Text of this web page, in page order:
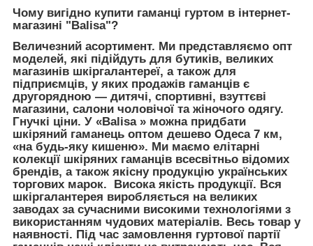
Чому вигідно купити гаманці гуртом в інтернет-
магазині "Balisa"?
Величезний асортимент. Ми представляємо опт
моделей, які підійдуть для бутиків, великих
магазинів шкіргалантереї, а також для
підприємців, у яких продажів гаманців є
другорядною — дитячі, спортивні, взуттєві
магазини, салони чоловічої та жіночого одягу.
Гнучкі ціни. У «Balisa » можна придбати
шкіряний гаманець оптом дешево Одеса 7 км,
«на будь-яку кишеню». Ми маємо елітарні
колекції шкіряних гаманців всесвітньо відомих
брендів, а також якісну продукцію українських
торгових марок. Висока якість продукції. Вся
шкіргалантерея виробляється на великих
заводах за сучасними високими технологіями з
використанням чудових матеріалів. Весь товар у
наявності. Під час замовлення гуртової партії